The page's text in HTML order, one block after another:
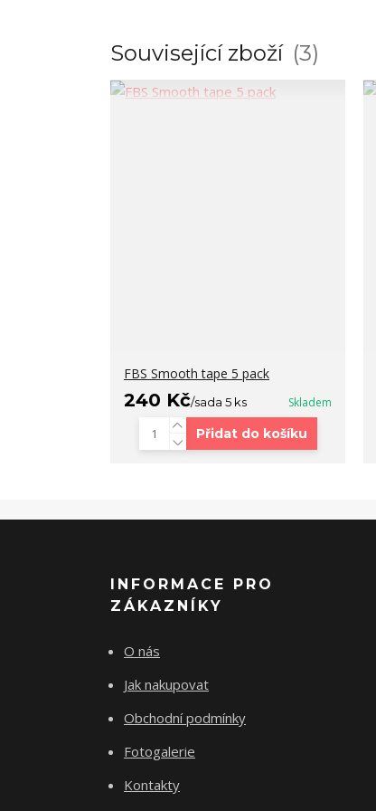
Související zboží 3
FBS Smooth tape 5 pack
240 Kč/sada 5 ks Skladem
Přidat do košíku
INFORMACE PRO
ZÁKAZNÍKY
O nás
Jak nakupovat
Obchodní podmínky
Fotogalerie
Kontakty